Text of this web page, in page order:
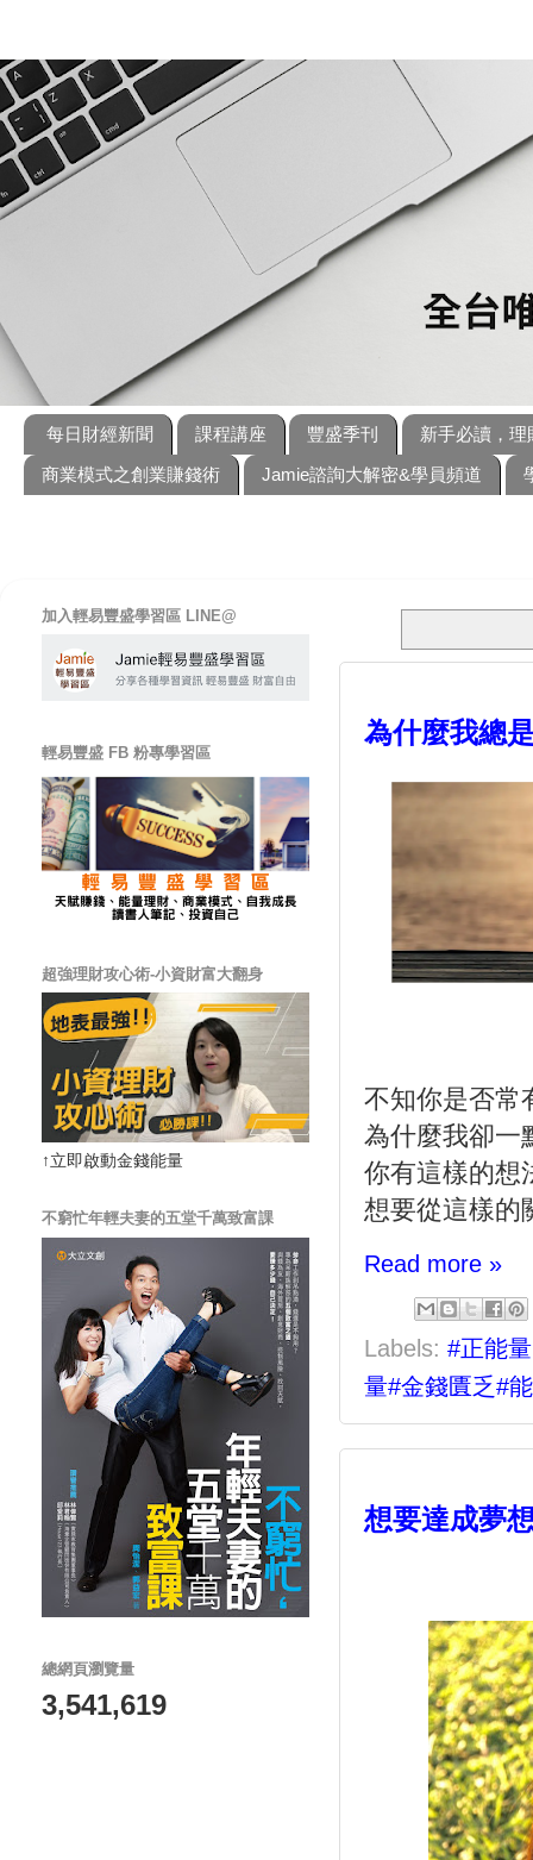
每日財經新聞 課程講座 豐盛季刊
新手必讀，理
商業模式之創業賺錢術
Jamie諮詢大解密&學員頻道
為什麼我總
不知你是否常
為什麼我卻一
你有這樣的想
想要從這樣的
Read more »
Labels: #正能量
量#金錢匱乏#
想要達成夢
加入輕易豐盛學習區 LINE@
輕易豐盛 FB 粉專學習區
超強理財攻心術-小資財富大翻身
↑立即啟動金錢能量
不窮忙年輕夫妻的五堂千萬致富課
總網頁瀏覽量
3,541,619